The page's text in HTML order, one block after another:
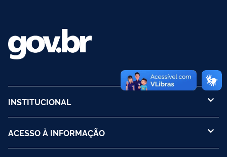
INSTITUCIONAL
ACESSO À INFORMAÇÃO